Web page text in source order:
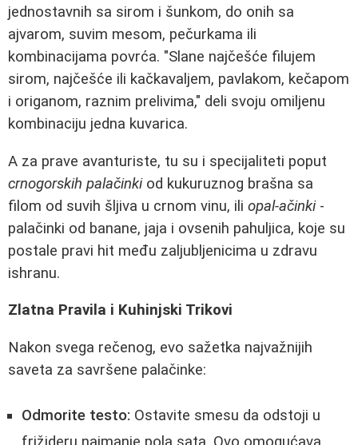
jednostavnih sa sirom i šunkom, do onih sa
ajvarom, suvim mesom, pečurkama ili
kombinacijama povrća. "Slane najčešće filujem
sirom, najčešće ili kačkavaljem, pavlakom, kečapom
i origanom, raznim prelivima," deli svoju omiljenu
kombinaciju jedna kuvarica.
A za prave avanturiste, tu su i specijaliteti poput
crnogorskih palačinkiod kukuruznog brašna sa
filom od suvih šljiva u crnom vinu, ili opal-ačinki-
palačinki od banane, jaja i ovsenih pahuljica, koje su
postale pravi hit među zaljubljenicima u zdravu
ishranu.
Zlatna Pravila i Kuhinjski Trikovi
Nakon svega rečenog, evo sažetka najvažnijih
saveta za savršene palačinke:
Odmorite testo: Ostavite smesu da odstoji u